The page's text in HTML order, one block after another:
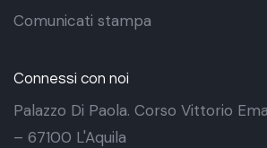
Comunicati stampa
Connessi con noi
Palazzo Di Paola. Corso Vittorio
– 67100 L'Aquila